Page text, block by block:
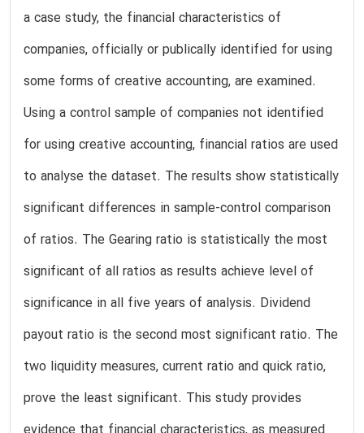
a case study, the financial characteristics of
companies, officially or publically identified for using
some forms of creative accounting, are examined.
Using a control sample of companies not identified
for using creative accounting, financial ratios are used
to analyse the dataset. The results show statistically
significant differences in sample-control comparison
of ratios. The Gearing ratio is statistically the most
significant of all ratios as results achieve level of
significance in all five years of analysis. Dividend
payout ratio is the second most significant ratio. The
two liquidity measures, current ratio and quick ratio,
prove the least significant. This study provides